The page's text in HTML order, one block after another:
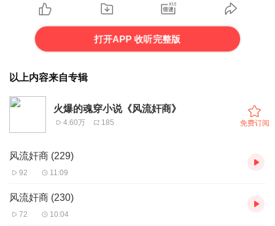
打开APP 收听完整版
以上内容来自专辑
火爆的魂穿小说《风流奸商》
4.60万 185 免费订阅
风流奸商 (229)
92 11:09
风流奸商 (230)
72 10:04